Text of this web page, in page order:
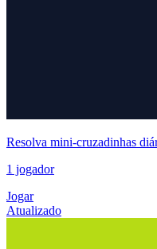
Resolva mini-cruzadinhas
1 jogador
Jogar
Atualizado